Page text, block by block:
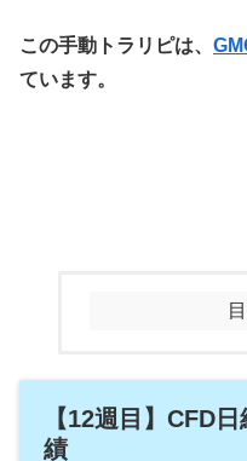
この手動トラリピは、
ています。
【12週目】CFD
績